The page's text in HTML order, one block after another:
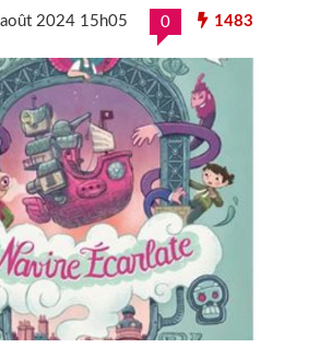
2024 15h05 0 1483